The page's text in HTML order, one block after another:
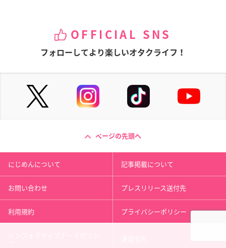
OFFICIAL SNS
フォローしてより楽しいオタクライフ！
ページの先頭へ
にじめんについて 記事掲載について
お問い合わせ プレスリリース送付先
利用規約 プライバシーポリシー